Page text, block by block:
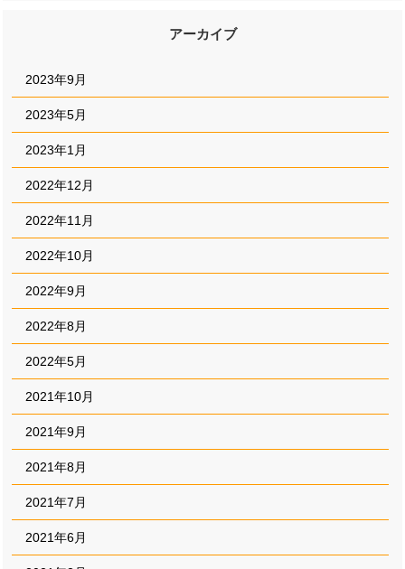
アーカイブ
2023年9月
2023年5月
2023年1月
2022年12月
2022年11月
2022年10月
2022年9月
2022年8月
2022年5月
2021年10月
2021年9月
2021年8月
2021年7月
2021年6月